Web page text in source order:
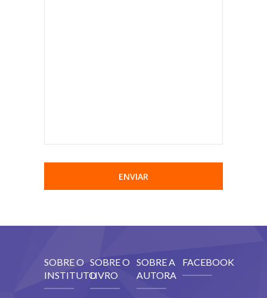
SOBRE O
INSTITUTO
SOBRE O
LIVRO
SOBRE A
AUTORA
FACEBOOK